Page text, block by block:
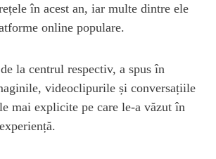
în acest an, iar multe dintre ele
online populare.
la centrul respectiv, a spus în
videoclipurile și conversațiile
mai explicite pe care le-a văzut în